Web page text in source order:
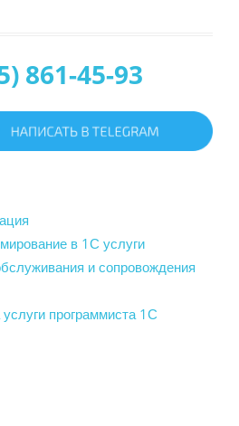
861-45-93
в 1С услуги
и сопровождения
программиста 1С